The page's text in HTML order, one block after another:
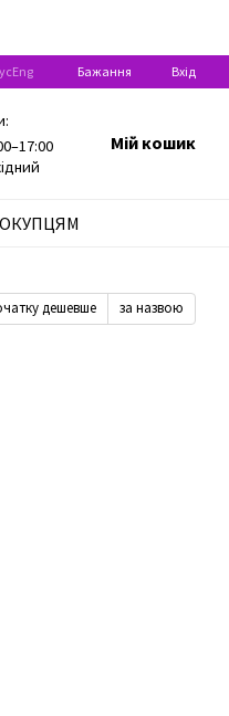
Eng Бажання Вхід
Мій кошик
дешевше за назвою